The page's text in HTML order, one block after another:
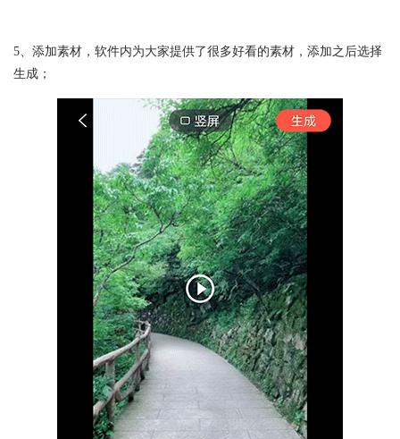
5、添加素材，软件内为大家提供了很多好看的素材，添加之后选择
生成；